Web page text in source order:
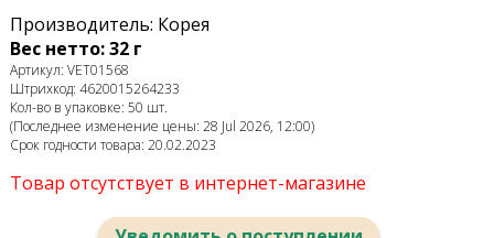
Производитель: Корея
Вес нетто: 32 г
Артикул: VET01568
Штрихкод: 4620015264233
Кол-во в упаковке: 50 шт.
(Последнее изменение цены: 28 Jul 2026, 12:00)
Срок годности товара: 20.02.2023
Товар отсутствует в интернет-магазине